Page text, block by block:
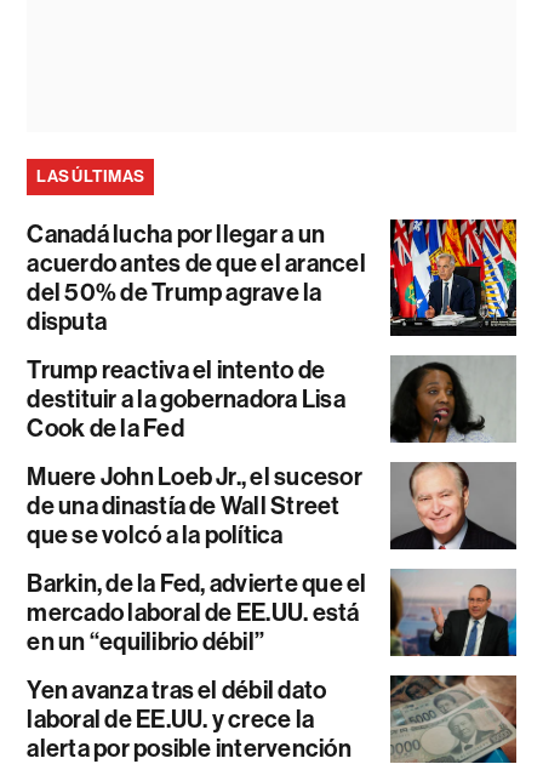
LAS ÚLTIMAS
Canadá lucha por llegar a un
acuerdo antes de que el arancel
del 50% de Trump agrave la
disputa
Trump reactiva el intento de
destituir a la gobernadora Lisa
Cook de la Fed
Muere John Loeb Jr., el sucesor
de una dinastía de Wall Street
que se volcó a la política
Barkin, de la Fed, advierte que el
mercado laboral de EE.UU. está
en un “equilibrio débil”
Yen avanza tras el débil dato
laboral de EE.UU. y crece la
alerta por posible intervención